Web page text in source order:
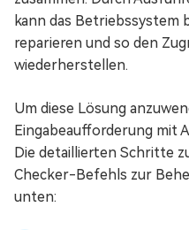
kann das Betriebssystem
reparieren und so den
wiederherstellen.
Um diese Lösung
Eingabeaufforderung mit
Die detaillierten Schritte
Checker-Befehls zur
unten: